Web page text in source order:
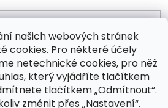
našich webových stránek
cookies. Pro některé účely
netechnické cookies, pro něž
který vyjádříte tlačítkem
tlačítkem „Odmítnout“.
změnit přes „Nastavení“.
sobchodními podmínkami .